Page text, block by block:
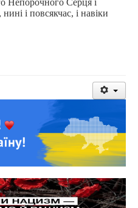
і повсякчас, і навіки